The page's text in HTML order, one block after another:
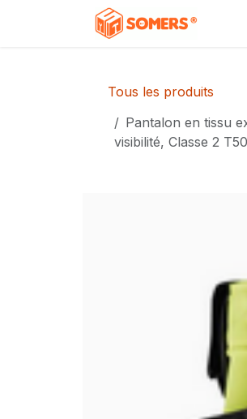
Se rendre au contenu
Tous les produits
Pantalon en tissu
visibilité, Classe 2 T50